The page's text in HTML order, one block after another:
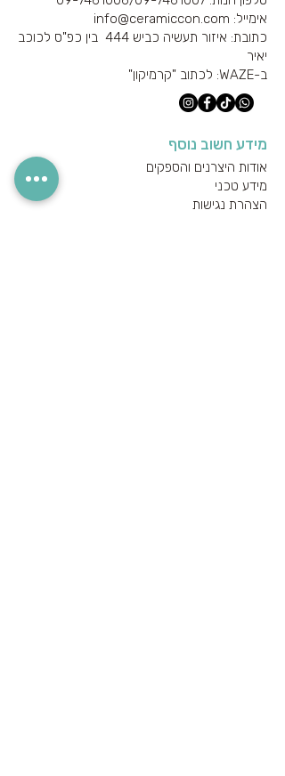
אימייל: info@ceramiccon.com
כתובת: איזור תעשיה כביש 444 בין כפ"ס לכוכב
יאיר
ב-WAZE: לכתוב "קרמיקון"
מידע חשוב נוסף
אודות היצרנים והספקים
מידע טכני
הצהרת נגישות